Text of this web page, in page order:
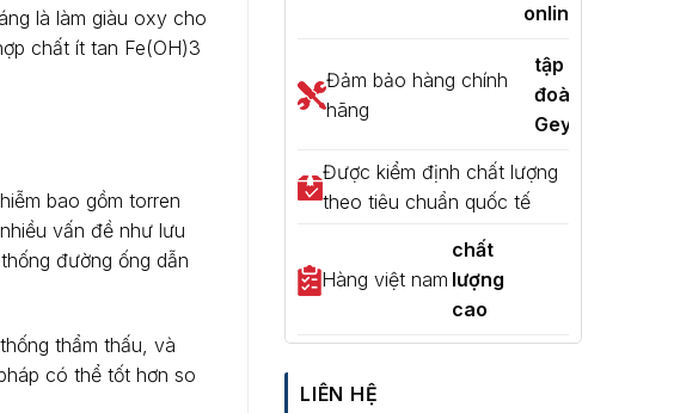
là làm giàu oxy cho
chất ít tan Fe(OH)3
bao gồm torren
vấn đề như lưu
đường ống dẫn
thẩm thấu, và
có thể tốt hơn so
online
Đảm bảo hàng chính
hãng
tập
đoàn
Geyser
Được kiểm định chất lượng
theo tiêu chuẩn quốc tế
Hàng việt nam
chất
lượng
cao
LIÊN HỆ